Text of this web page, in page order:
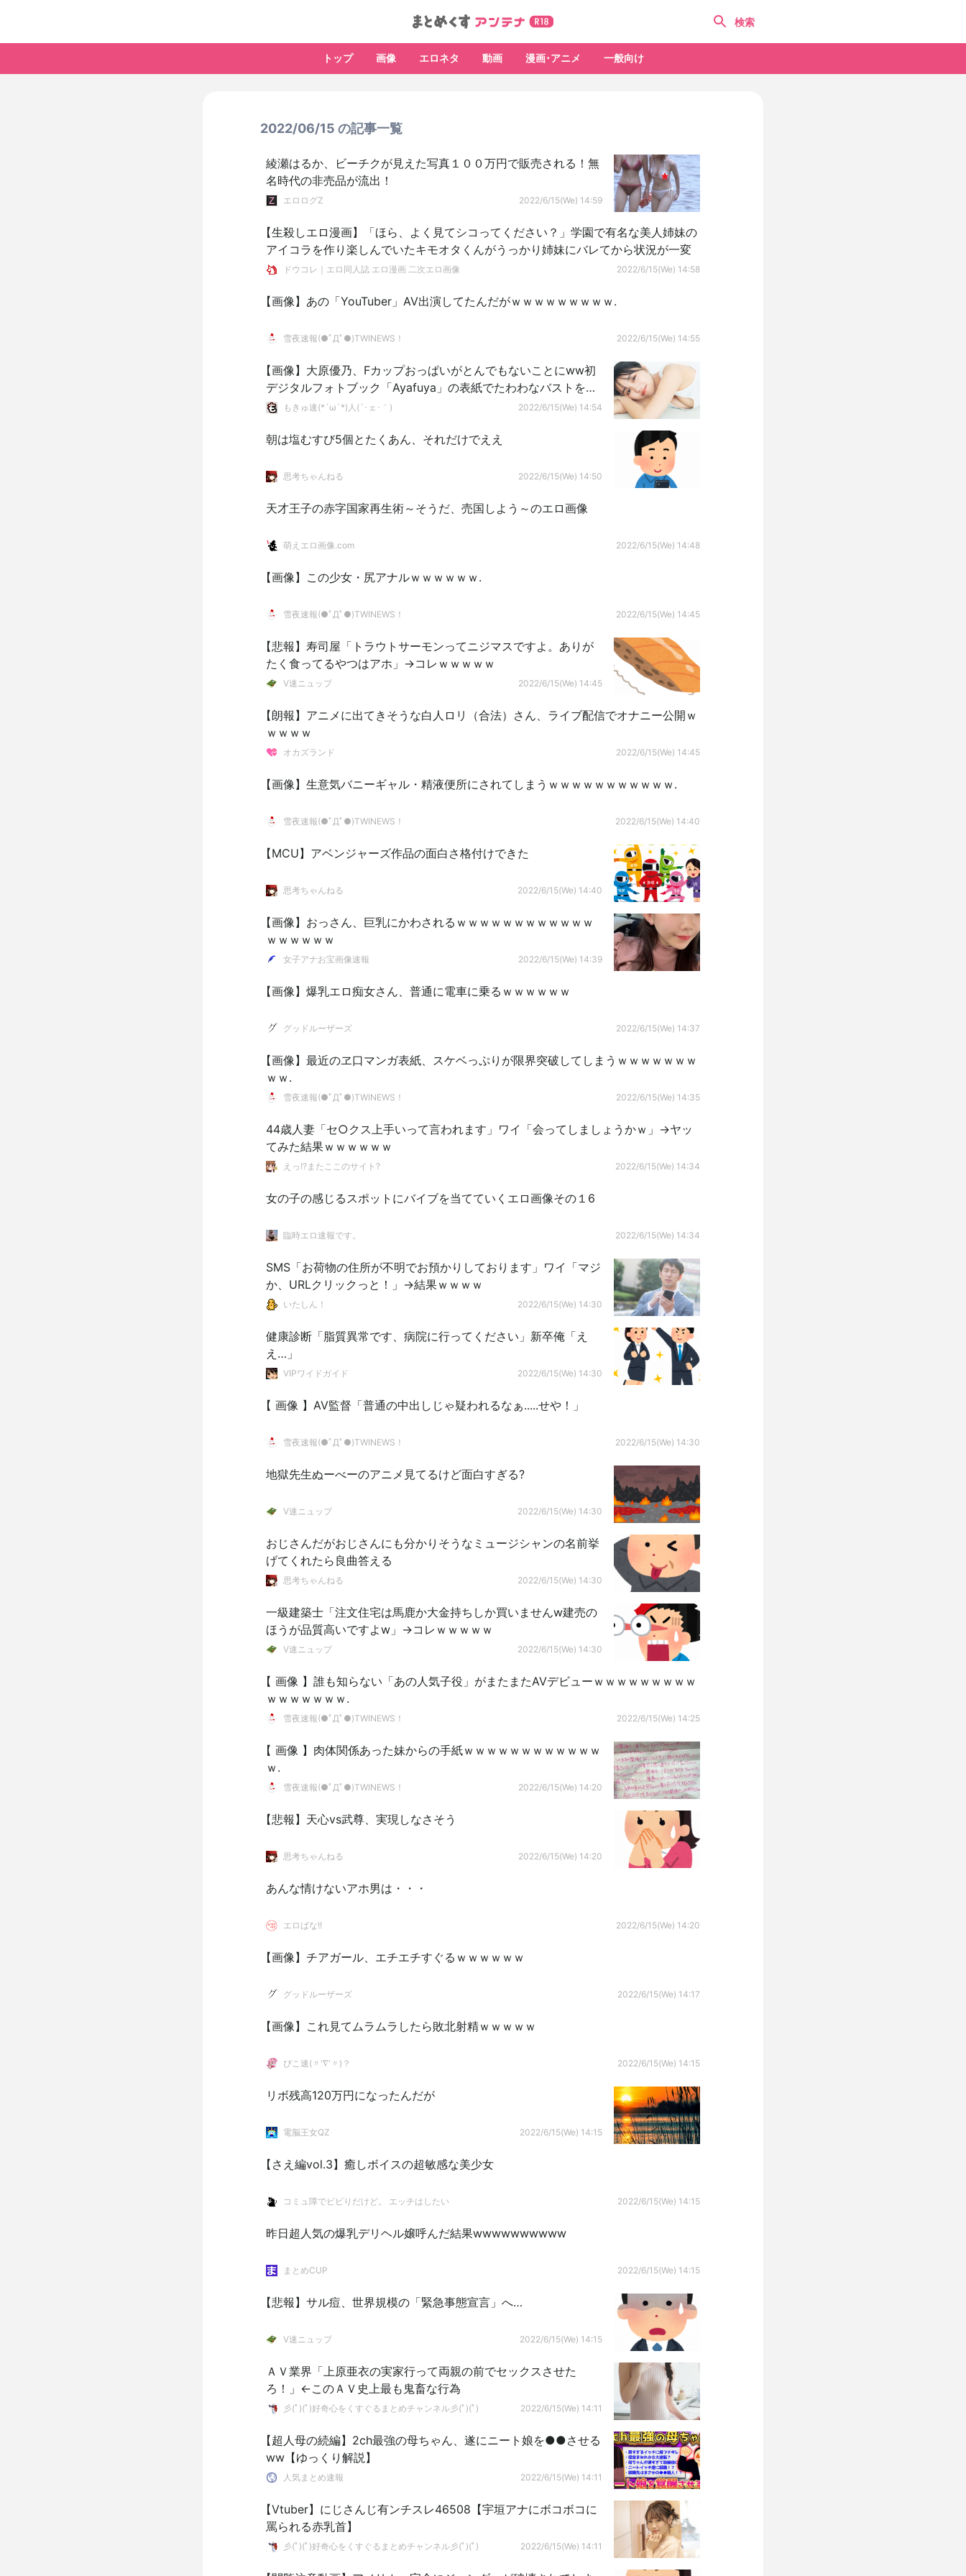
トップ 画像 エロネタ 動画 漫画･アニメ 一般向け
2022/06/15 の記事一覧
綾瀬はるか、ビーチクが見えた写真１００万円で販売される！無
名時代の非売品が流出！
エロログZ 2022/6/15(We) 14:59
【生殺しエロ漫画】「ほら、よく見てシコってください？」学園で有名な美人姉妹の
アイコラを作り楽しんでいたキモオタくんがうっかり姉妹にバレてから状況が一変
ドウコレ｜エロ同人誌 エロ漫画 二次エロ画像 2022/6/15(We) 14:58
【画像】あの「YouTuber」AV出演してたんだがｗｗｗｗｗｗｗｗｗ.
雪夜速報(●ﾟДﾟ●)TWINEWS！ 2022/6/15(We) 14:55
【画像】大原優乃、Fカップおっぱいがとんでもないことにww初
デジタルフォトブック「Ayafuya」の表紙でたわわなバストを大
胆披露！カレンダー総まとめ有
もきゅ速(*´ω`*)人(´･ェ･｀) 2022/6/15(We) 14:54
朝は塩むすび5個とたくあん、それだけでええ
思考ちゃんねる 2022/6/15(We) 14:50
天才王子の赤字国家再生術～そうだ、売国しよう～のエロ画像
萌えエロ画像.com 2022/6/15(We) 14:48
【画像】この少女・尻アナルｗｗｗｗｗｗ.
雪夜速報(●ﾟДﾟ●)TWINEWS！ 2022/6/15(We) 14:45
【悲報】寿司屋「トラウトサーモンってニジマスですよ。ありが
たく食ってるやつはアホ」→コレｗｗｗｗｗ
V速ニュップ 2022/6/15(We) 14:45
【朗報】アニメに出てきそうな白人ロリ（合法）さん、ライブ配信でオナニー公開ｗ
ｗｗｗｗ
オカズランド 2022/6/15(We) 14:45
【画像】生意気バニーギャル・精液便所にされてしまうｗｗｗｗｗｗｗｗｗｗｗ.
雪夜速報(●ﾟДﾟ●)TWINEWS！ 2022/6/15(We) 14:40
【MCU】アベンジャーズ作品の面白さ格付けできた
思考ちゃんねる 2022/6/15(We) 14:40
【画像】おっさん、巨乳にかわされるｗｗｗｗｗｗｗｗｗｗｗｗ
ｗｗｗｗｗｗ
女子アナお宝画像速報 2022/6/15(We) 14:39
【画像】爆乳エロ痴女さん、普通に電車に乗るｗｗｗｗｗｗ
グッドルーザーズ 2022/6/15(We) 14:37
【画像】最近のヱ口マンガ表紙、スケベっぷりが限界突破してしまうｗｗｗｗｗｗｗ
ｗｗ.
雪夜速報(●ﾟДﾟ●)TWINEWS！ 2022/6/15(We) 14:35
44歳人妻「セ○クス上手いって言われます」ワイ「会ってしましょうかｗ」→ヤッ
てみた結果ｗｗｗｗｗｗ
えっ!?またここのサイト? 2022/6/15(We) 14:34
女の子の感じるスポットにバイブを当てていくエロ画像その１6
臨時エロ速報です。 2022/6/15(We) 14:34
SMS「お荷物の住所が不明でお預かりしております」ワイ「マジ
か、URLクリックっと！」→結果ｗｗｗｗ
いたしん！ 2022/6/15(We) 14:30
健康診断「脂質異常です、病院に行ってください」新卒俺「え
え…」
VIPワイドガイド 2022/6/15(We) 14:30
【 画像 】AV監督「普通の中出しじゃ疑われるなぁ.....せや！」
雪夜速報(●ﾟДﾟ●)TWINEWS！ 2022/6/15(We) 14:30
地獄先生ぬーべーのアニメ見てるけど面白すぎる?
V速ニュップ 2022/6/15(We) 14:30
おじさんだがおじさんにも分かりそうなミュージシャンの名前挙
げてくれたら良曲答える
思考ちゃんねる 2022/6/15(We) 14:30
一級建築士「注文住宅は馬鹿か大金持ちしか買いませんw建売の
ほうが品質高いですよw」→コレｗｗｗｗｗ
V速ニュップ 2022/6/15(We) 14:30
【 画像 】誰も知らない「あの人気子役」がまたまたAVデビューｗｗｗｗｗｗｗｗｗ
ｗｗｗｗｗｗｗ.
雪夜速報(●ﾟДﾟ●)TWINEWS！ 2022/6/15(We) 14:25
【 画像 】肉体関係あった妹からの手紙ｗｗｗｗｗｗｗｗｗｗｗｗ
ｗ.
雪夜速報(●ﾟДﾟ●)TWINEWS！ 2022/6/15(We) 14:20
【悲報】天心vs武尊、実現しなさそう
思考ちゃんねる 2022/6/15(We) 14:20
あんな情けないアホ男は・・・
エロばな!! 2022/6/15(We) 14:20
【画像】チアガール、エチエチすぐるｗｗｗｗｗｗ
グッドルーザーズ 2022/6/15(We) 14:17
【画像】これ見てムラムラしたら敗北射精ｗｗｗｗｗ
ぴこ速(〃'∇'〃)？ 2022/6/15(We) 14:15
リボ残高120万円になったんだが
電脳王女QZ 2022/6/15(We) 14:15
【さえ編vol.3】癒しボイスの超敏感な美少女
コミュ障でビビりだけど。 エッチはしたい 2022/6/15(We) 14:15
昨日超人気の爆乳デリヘル嬢呼んだ結果wwwwwwwwww
まとめCUP 2022/6/15(We) 14:15
【悲報】サル痘、世界規模の「緊急事態宣言」へ…
V速ニュップ 2022/6/15(We) 14:15
ＡＶ業界「上原亜衣の実家行って両親の前でセックスさせた
ろ！」←このＡＶ史上最も鬼畜な行為
彡(ﾟ)(ﾟ)好奇心をくすぐるまとめチャンネル彡(ﾟ)(ﾟ) 2022/6/15(We) 14:11
【超人母の続編】2ch最強の母ちゃん、遂にニート娘を●●させる
ww【ゆっくり解説】
人気まとめ速報 2022/6/15(We) 14:11
【Vtuber】にじさんじ有ンチスレ46508【宇垣アナにボコボコに
罵られる赤乳首】
彡(ﾟ)(ﾟ)好奇心をくすぐるまとめチャンネル彡(ﾟ)(ﾟ) 2022/6/15(We) 14:11